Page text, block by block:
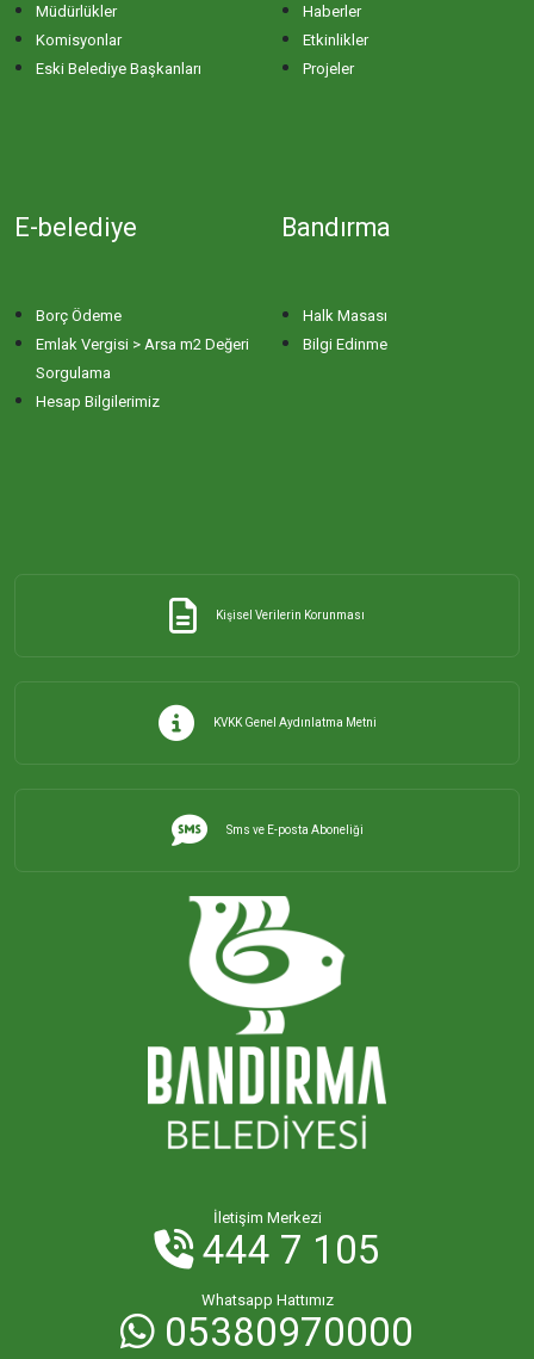
DUTLİMAN MAHALLESİ
ERİKLİ MAHALLESİ
ESKİZİRAATLİ MAHALLESİ
HACI YUSUF MAHALLESİ
İHSANİYE MAHALLESİ
KAYACIK MAHALLESİ
KİRAZLI MAHALLESİ
KUŞCENNETİ MAHALLESİ
MAHBUBELER MAHALLESİ
MİSAKÇA MAHALLESİ
Müdürlükler
Komisyonlar
Eski Belediye Başkanları
Haberler
Etkinlikler
Projeler
E-belediye
Borç Ödeme
Emlak Vergisi > Arsa m2 Değeri
Sorgulama
Hesap Bilgilerimiz
Bandırma
Halk Masası
Bilgi Edinme
Kişisel Verilerin Korunması
KVKK Genel Aydınlatma Metni
Sms ve E-posta Aboneliği
İletişim Merkezi
444 7 105
Whatsapp Hattımız
05380970000